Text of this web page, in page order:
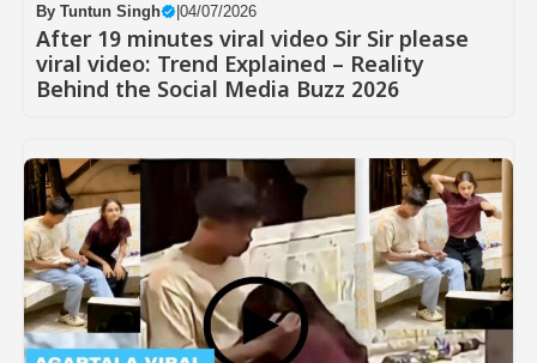
By Tuntun Singh 04/07/2026
After 19 minutes viral video Sir Sir please
viral video: Trend Explained – Reality
Behind the Social Media Buzz 2026